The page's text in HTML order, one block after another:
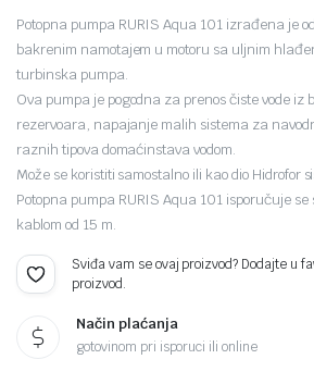
Potopna pumpa RURIS Aqua 101 izrađena je
bakrenim namotajem u motoru sa uljnim
turbinska pumpa.
Ova pumpa je pogodna za prenos čiste vode iz
rezervoara, napajanje malih sistema za
raznih tipova domaćinstava vodom.
Može se koristiti samostalno ili kao dio Hidrofor
Potopna pumpa RURIS Aqua 101 isporučuje se
kablom od 15 m.
Sviđa vam se ovaj proizvod? Dodajte u
proizvod.
Način plaćanja
gotovinom pri isporuci ili online